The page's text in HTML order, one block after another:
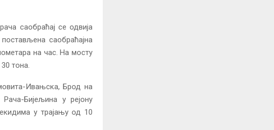
саобраћај се одвија
саобраћајна
на час. На мосту
тона.
Ивањска, Брод на
Бијељина у рејону
у трајању од 10